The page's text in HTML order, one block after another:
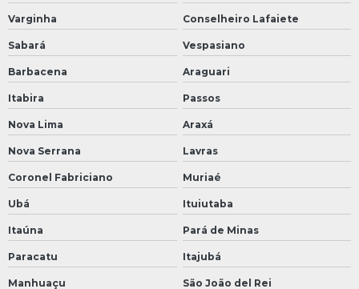
Varginha Conselheiro Lafaiete
Sabará Vespasiano
Barbacena Araguari
Itabira Passos
Nova Lima Araxá
Nova Serrana Lavras
Coronel Fabriciano Muriaé
Ubá Ituiutaba
Itaúna Pará de Minas
Paracatu Itajubá
Manhuaçu São João del Rei